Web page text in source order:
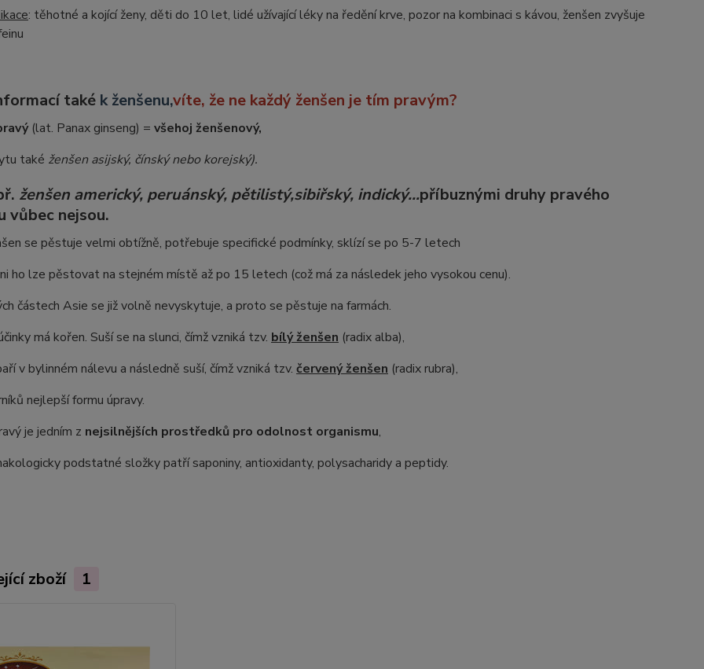
: těhotné a kojící ženy, děti do 10 let, lidé užívající léky na ředění krve, pozor na kombinaci s kávou, ženšen zvyšuje
také k ženšenu,víte, že ne každý ženšen je tím pravým?
(lat. Panax ginseng) = všehoj ženšenový,
také ženšen asijský, čínský nebo korejský).
ženšen americký, peruánský, pětilistý,sibiřský, indický…příbuznými druhy pravého
vůbec nejsou.
se pěstuje velmi obtížně, potřebuje specifické podmínky, sklízí se po 5-7 letech
ho lze pěstovat na stejném místě až po 15 letech (což má za následek jeho vysokou cenu).
částech Asie se již volně nevyskytuje, a proto se pěstuje na farmách.
má kořen. Suší se na slunci, čímž vzniká tzv. bílý ženšen (radix alba),
v bylinném nálevu a následně suší, čímž vzniká tzv. červený ženšen (radix rubra),
nejlepší formu úpravy.
je jedním z nejsilnějších prostředků pro odolnost organismu,
podstatné složky patří saponiny, antioxidanty, polysacharidy a peptidy.
zboží 1